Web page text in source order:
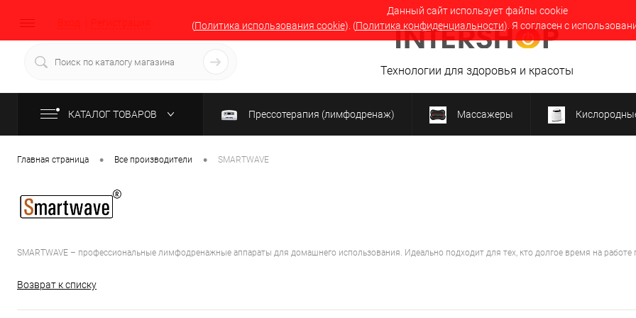
Данный сайт использует файлы cookie
(Политика использования cookie). (Политика конфиденциальности). Я согласен с
Вход Регистрация
Технологии для здоровья и красоты
КАТАЛОГ ТОВАРОВ Прессотерапия (лимфодренаж) Массажеры
Главная страница • Все производители • SMARTWAVE
SMARTWAVE – профессиональные лимфодренажные аппараты для домашнего использования. Идеально подходит для тех, кто долгое время на
Возврат к списку